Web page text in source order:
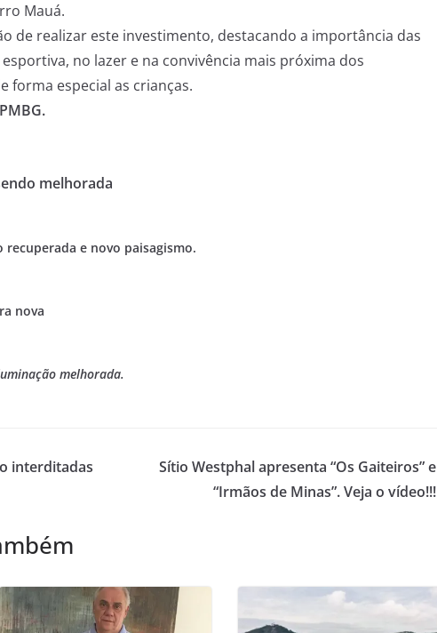
Mauá.
de realizar este investimento, destacando a importância das
no lazer e na convivência mais próxima dos
forma especial as crianças.
melhorada
e novo paisagismo.
nova
melhorada.
interditadas
Sítio Westphal apresenta “Os Gaiteiros” e
“Irmãos de Minas”. Veja o vídeo!!!